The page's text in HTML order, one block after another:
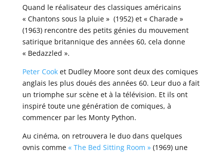
Quand le réalisateur des classiques américains
« Chantons sous la pluie » (1952) et « Charade »
(1963) rencontre des petits génies du mouvement
satirique britannique des années 60, cela donne
« Bedazzled ».
Peter Cooket Dudley Moore sont deux des comiques
anglais les plus doués des années 60. Leur duo a fait
un triomphe sur scène et à la télévision. Et ils ont
inspiré toute une génération de comiques, à
commencer par les Monty Python.
Au cinéma, on retrouvera le duo dans quelques
ovnis comme « The Bed Sitting Room »(1969) une